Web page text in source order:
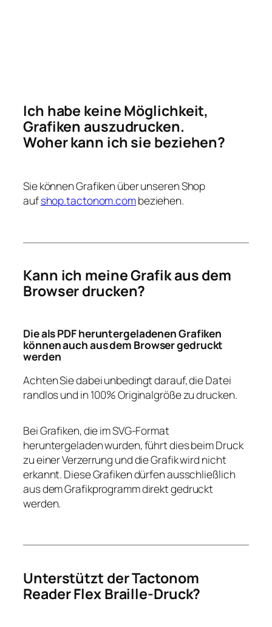
Ich habe keine Möglichkeit,
Grafiken auszudrucken.
Woher kann ich sie beziehen?
Sie können Grafiken über unseren Shop
aufshop.tactonom.combeziehen.
Kann ich meine Grafik aus dem
Browser drucken?
Die als PDF heruntergeladenen Grafiken
können auch aus dem Browser gedruckt
werden
Achten Sie dabei unbedingt darauf, die Datei
randlos und in 100% Originalgröße zu drucken.
Bei Grafiken, die im SVG-Format
heruntergeladen wurden, führt dies beim Druck
zu einer Verzerrung und die Grafik wird nicht
erkannt. Diese Grafiken dürfen ausschließlich
aus dem Grafikprogramm direkt gedruckt
werden.
Unterstützt der Tactonom
Reader Flex Braille-Druck?